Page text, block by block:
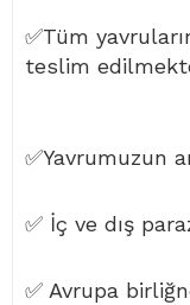
✅Tüm
teslim
✅Yavrumuzun
✅ İç ve dış
✅ Avrupa